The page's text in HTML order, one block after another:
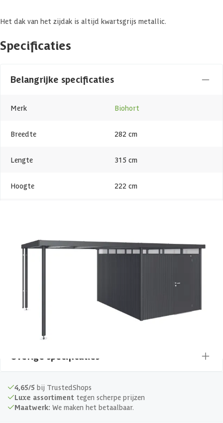
Het dak van het zijdak is altijd kwartsgrijs metallic.
Specificaties
Belangrijke specificaties
Merk Biohort
Breedte 282 cm
Lengte 315 cm
Hoogte 222 cm
Azalp artikelcode
9003414840669
Overige specificaties
Materiaal
Afmetingen (bxl) 315x282x222 cm
4,65/5 bij TrustedShops
Luxe assortiment tegen scherpe prijzen
Maatwerk: We maken het betaalbaar.